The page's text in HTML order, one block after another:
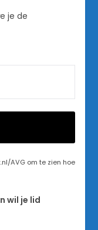
je de
AVG om te zien hoe
wil je lid